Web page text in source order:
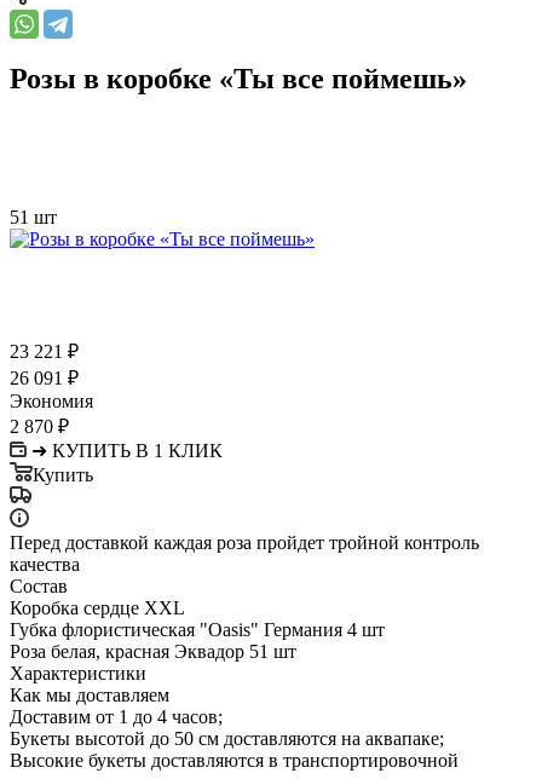
Розы в коробке «Ты все поймешь»
51 шт
23 221 ₽
26 091 ₽
Экономия
2 870 ₽
➜ КУПИТЬ В 1 КЛИК
Купить
Перед доставкой каждая роза пройдет тройной контроль
качества
Состав
Коробка сердце XXL
Губка флористическая "Oasis" Германия 4 шт
Роза белая, красная Эквадор 51 шт
Характеристики
Как мы доставляем
Доставим от 1 до 4 часов;
Букеты высотой до 50 см доставляются на аквапаке;
Высокие букеты доставляются в транспортировочной